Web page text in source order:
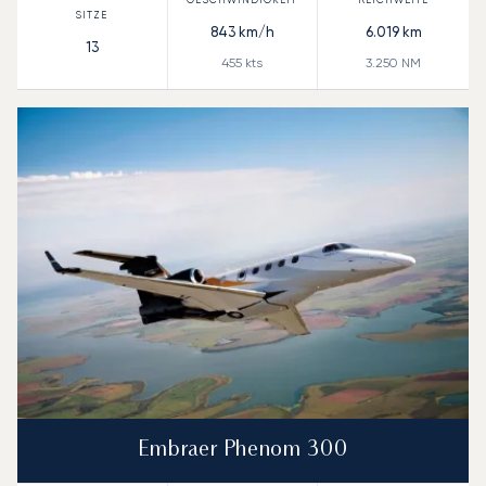
13
843km/h
455 kts
6.019km
3.250 NM
Embraer Phenom 300